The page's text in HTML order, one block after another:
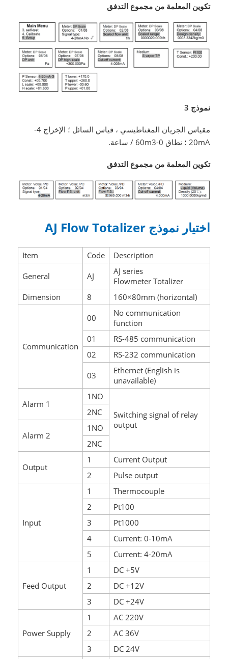
تكوين المعلمة من مجموع التدفق
نموذج 3
مقياس الجريان المغناطيسي ، قياس السائل ؛ الإخراج 4-
20mA ؛ نطاق 0-60m3 / ساعة.
تكوين المعلمة من مجموع التدفق
اختيار نموذج AJ Flow Totalizer
Item Code Description
General AJ
AJ series
Flowmeter Totalizer
Dimension
8 160×80mm (horizontal)
Communication
00
No communication
function
01
RS-485 communication
02
RS-232 communication
03
Ethernet (English is
unavailable)
Alarm 1
1NO
Switching signal of relay
output
2NC
Alarm 2
1NO
2NC
Output
1
Current Output
2
Pulse output
Input
1
Thermocouple
2
Pt100
3
Pt1000
4
Current: 0-10mA
5
Current: 4-20mA
Feed Output
1
DC +5V
2
DC +12V
3
DC +24V
Power Supply
1
AC 220V
2
AC 36V
3
DC 24V